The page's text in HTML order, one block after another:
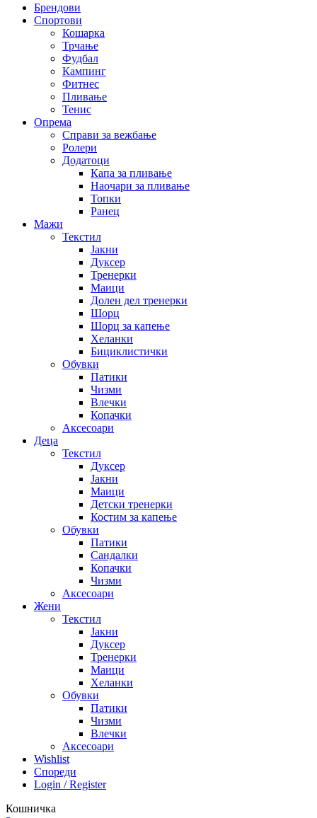
Брендови
Спортови
Кошарка
Трчање
Фудбал
Кампинг
Фитнес
Пливање
Тенис
Опрема
Справи за вежбање
Ролери
Додатоци
Капа за пливање
Наочари за пливање
Топки
Ранец
Мажи
Текстил
Јакни
Дуксер
Тренерки
Маици
Долен дел тренерки
Шорц
Шорц за капење
Хеланки
Бициклистички
Обувки
Патики
Чизми
Влечки
Копачки
Аксесоари
Деца
Текстил
Дуксер
Јакни
Маици
Детски тренерки
Костим за капење
Обувки
Патики
Сандалки
Копачки
Чизми
Аксесоари
Жени
Текстил
Јакни
Дуксер
Тренерки
Маици
Хеланки
Обувки
Патики
Чизми
Влечки
Аксесоари
Wishlist
Спореди
Login / Register
Кошничка